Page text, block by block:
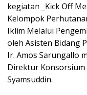
kegiatan _Kick Off
Kelompok
Iklim Melalui
oleh Asisten Bidang
Ir. Amos Sarungallo
Direktur Konsorsium
Syamsuddin.